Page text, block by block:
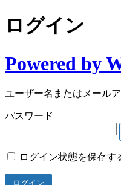
ログイン
Powered by
ユーザー名またはメール
パスワード
ログイン状態を保存す